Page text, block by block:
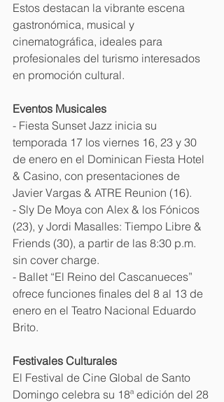
Estos destacan la vibrante escena
gastronómica, musical y
cinematográfica, ideales para
profesionales del turismo interesados
en promoción cultural.
Eventos Musicales
- Fiesta Sunset Jazz inicia su
temporada 17 los viernes 16, 23 y 30
de enero en el Dominican Fiesta Hotel
& Casino, con presentaciones de
Javier Vargas & ATRE Reunion (16).
- Sly De Moya con Alex & los Fónicos
(23), y Jordi Masalles: Tiempo Libre &
Friends (30), a partir de las 8:30 p.m.
sin cover charge.
- Ballet “El Reino del Cascanueces”
ofrece funciones finales del 8 al 13 de
enero en el Teatro Nacional Eduardo
Brito.
Festivales Culturales
El Festival de Cine Global de Santo
Domingo celebra su 18ª edición del 28